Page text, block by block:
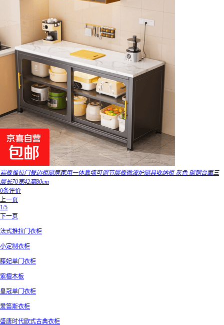
岩板推拉门餐边柜厨房家用一体靠墙可调节层板微波炉厨具收纳柜 灰色 碳钢台面三
层长70宽42高80cm
0条评价
上一页
1/5
下一页
法式推拉门衣柜
小定制衣柜
藤妃单门衣柜
紫檀木板
皇冠单门衣柜
爱笛斯衣柜
盛唐时代欧式古典衣柜